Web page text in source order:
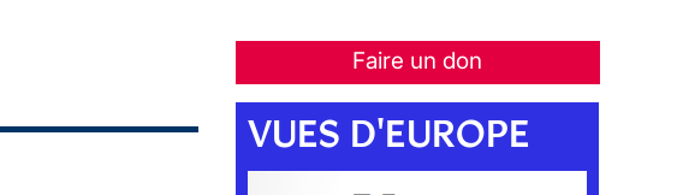
Faire un don
VUES D'EUROPE